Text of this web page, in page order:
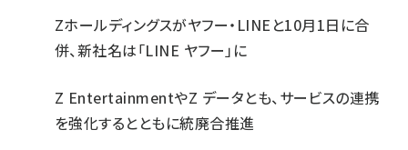
Zホールディングスがヤフー・LINEと10月1日に合
併、新社名は「LINE ヤフー」に
Z EntertainmentやZ データとも、サービスの連携
を強化するとともに統廃合推進